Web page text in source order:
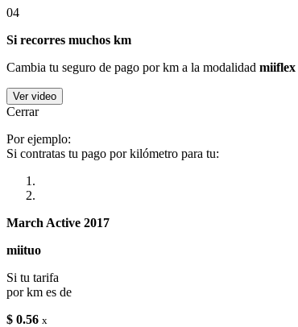
04
Si recorres muchos km
Cambia tu seguro de pago por km a la modalidad miiflex
Ver video
Cerrar
Por ejemplo:
Si contratas tu pago por kilómetro para tu:
March Active 2017
miituo
Si tu tarifa
por km es de
$ 0.56 x